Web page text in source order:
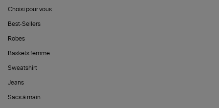
Choisi pour vous
Best-Sellers
Robes
Baskets femme
Sweatshirt
Jeans
Sacs à main